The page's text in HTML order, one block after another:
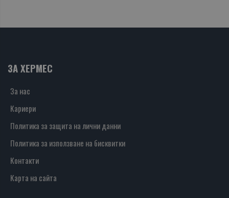
ЗА ХЕРМЕС
За нас
Кариери
Политика за защита на лични данни
Политика за използване на бисквитки
Контакти
Карта на сайта